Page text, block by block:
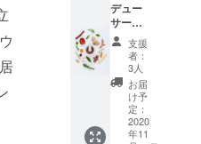
きな場
所の時
にご参
加くだ
さい。
＊有効
期限：
2020年
11月〜
出動交
通費込
＊茨
城・福
島・栃
木県内
（他都
府県は
要相
談） ＊
一生の
思い出
にどう
ぞ。打
ち合わ
せも私
がとこ
とんお
付き合
い致し
デュー
サー
コー
ス】お
店でご
提供す
るピザ
をプロ
デュー
ス出来
支援
者：
3人
お届
け予
定：
2020
年11